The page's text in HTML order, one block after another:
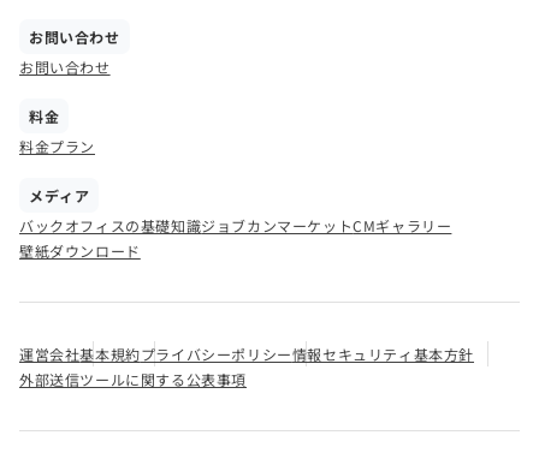
お問い合わせ
お問い合わせ
料金
料金プラン
メディア
バックオフィスの基礎知識ジョブカンマーケットCMギャラリー
壁紙ダウンロード
運営会社基本規約プライバシーポリシー情報セキュリティ基本方針
外部送信ツールに関する公表事項